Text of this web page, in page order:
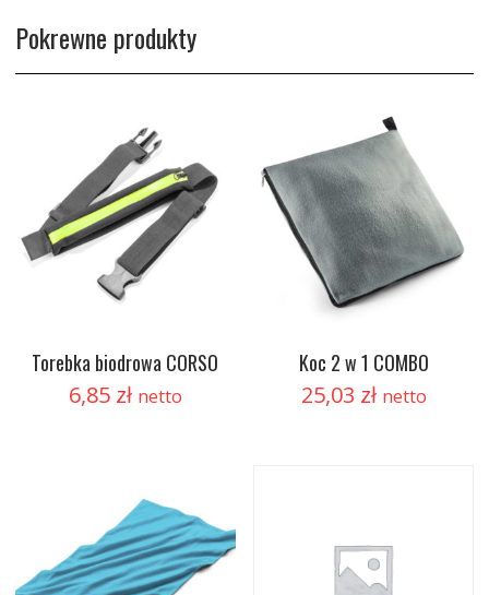
Pokrewne produkty
Torebka biodrowa CORSO
6,85 zł netto
Koc 2 w 1 COMBO
25,03 zł netto